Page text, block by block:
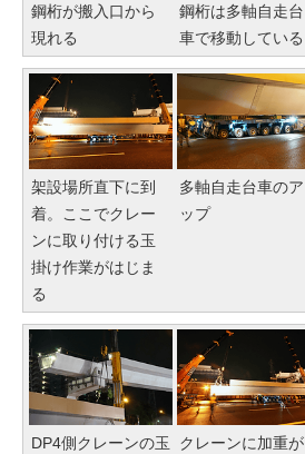
鋼桁が搬入口から
現れる
鋼桁は多軸自走台
車で移動している
架設場所直下に到
着。ここでクレー
ンに取り付ける玉
掛け作業がはじま
る
多軸自走台車のア
ップ
DP4側クレーンの玉
クレーンに加重が